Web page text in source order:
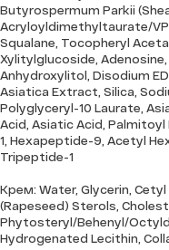
Butyrospermum Parkii
Acryloyldimethyltaurate/VP
Squalane, Tocopheryl
Xylitylglucoside,
Anhydroxylitol, Disodium
Asiatica Extract, Silica,
Polyglyceryl-10 Laurate,
Acid, Asiatic Acid,
1, Hexapeptide-9, Acetyl
Tripeptide-1
Крем: Water, Glycerin,
(Rapeseed) Sterols,
Phytosteryl/Behenyl/
Hydrogenated Lecithin,